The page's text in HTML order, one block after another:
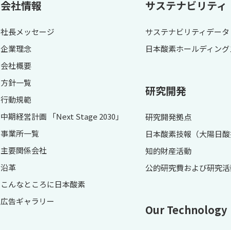
会社情報
社長メッセージ
企業理念
会社概要
方針一覧
行動規範
中期経営計画 「Next Stage 2030」
事業所一覧
主要関係会社
沿革
こんなところに日本酸素
広告ギャラリー
サステナビリティ
サステナビリティデータ
日本酸素ホールディン
研究開発
研究開発拠点
日本酸素技報（大陽日酸
知的財産活動
公的研究費および研究
Our Technology